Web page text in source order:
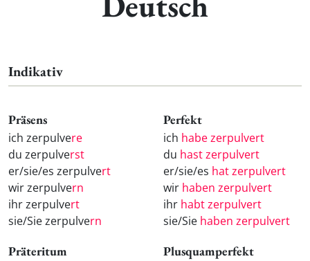
Indikativ
Präsens
ich zerpulvere
du zerpulverst
er/sie/es zerpulvert
wir zerpulvern
ihr zerpulvert
sie/Sie zerpulvern
Perfekt
ich habe zerpulvert
du hast zerpulvert
er/sie/es hat zerpulvert
wir haben zerpulvert
ihr habt zerpulvert
sie/Sie haben zerpulvert
Präteritum Plusquamperfekt